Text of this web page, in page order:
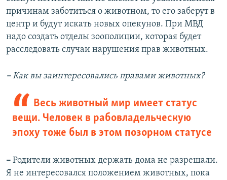
причинам заботиться о животном, то его заберут в
центр и будут искать новых опекунов. При МВД
надо создать отделы зоополиции, которая будет
расследовать случаи нарушения прав животных.
–Как вы заинтересовались правами животных?
Весь животный мир имеет статус
вещи. Человек в рабовладельческую
эпоху тоже был в этом позорном статусе
– Родители животных держать дома не разрешали.
Я не интересовался положением животных, пока